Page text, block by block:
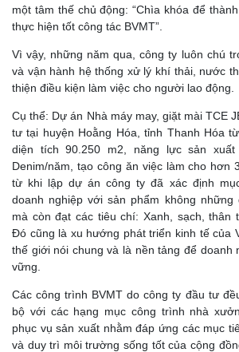
một tâm thế chủ động: “Chìa khóa để
thực hiện tốt công tác BVMT”.
Vì vậy, những năm qua, công ty luôn chú
và vận hành hệ thống xử lý khí thải, nước
thiện điều kiện làm việc cho người lao động.
Cụ thể: Dự án Nhà máy may, giặt mài TCE
tư tại huyện Hoằng Hóa, tỉnh Thanh Hóa
diện tích 90.250 m2, năng lực sản
Denim/năm, tạo công ăn việc làm cho hơn
từ khi lập dự án công ty đã xác định
doanh nghiệp với sản phẩm không những
mà còn đạt các tiêu chí: Xanh, sạch, thân
Đó cũng là xu hướng phát triển kinh tế của
thế giới nói chung và là nền tảng để doanh
vững.
Các công trình BVMT do công ty đầu tư
bộ với các hạng mục công trình nhà
phục vụ sản xuất nhằm đáp ứng các mục
và duy trì môi trường sống tốt của cộng